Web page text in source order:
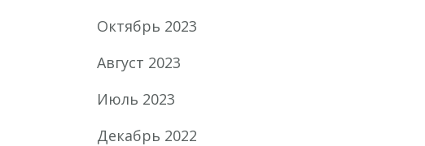
Октябрь 2023
Август 2023
Июль 2023
Декабрь 2022